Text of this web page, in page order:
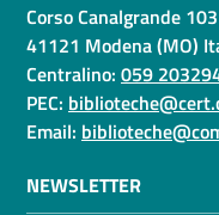
Corso Canalgrande 103
41121 Modena (MO)
Centralino: 059
PEC:
Email:
NEWSLETTER